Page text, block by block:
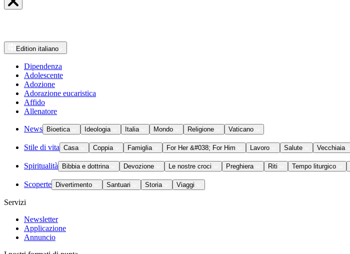
Edition italiano
Dipendenza
Adolescente
Adozione
Adorazione eucaristica
Affido
Allenatore
News Bioetica Ideologia Italia Mondo Religione Vaticano
Stile di vita Casa Coppia Famiglia For Her &#038; For Him Lavoro Salute Vecchiaia
Spiritualità Bibbia e dottrina Devozione Le nostre croci Preghiera Riti Tempo liturgico
Scoperte Divertimento Santuari Storia Viaggi
Servizi
Newsletter
Applicazione
Annuncio